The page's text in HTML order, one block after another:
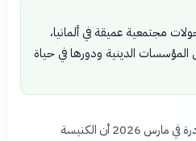
مجتمعية عميقة في ألمانيا،
الدينية ودورها في حياة
أظهرت الإحصائيات الرسمية الصادرة في مارس 2026 أن الكنيسة